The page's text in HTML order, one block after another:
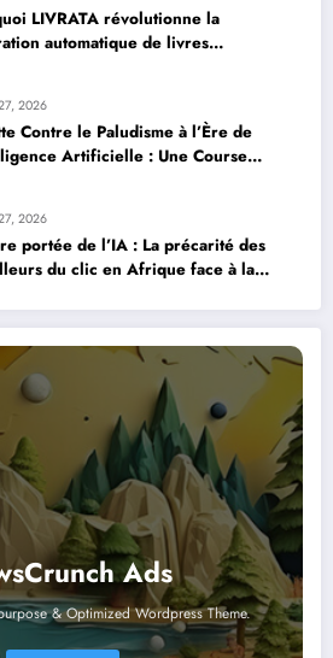
LIVRATA révolutionne la
automatique de livres
2026
Contre le Paludisme à l’Ère de
Artificielle : Une Course
2026
portée de l’IA : La précarité des
du clic en Afrique face à la
Ads
& Optimized Wordpress Theme.